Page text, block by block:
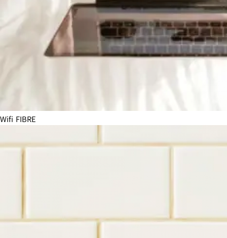
Wifi FIBRE